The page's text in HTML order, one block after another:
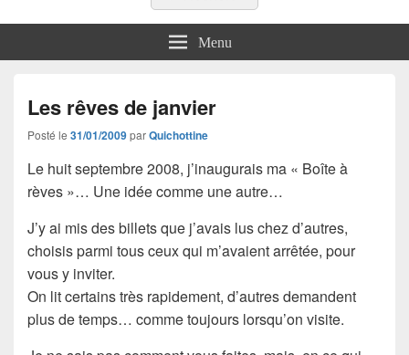
Menu
Les rêves de janvier
Posté le 31/01/2009parQuichottine
Le huit septembre 2008, j’inaugurais ma « Boîte à
rèves »… Une idée comme une autre…
J’y ai mis des billets que j’avais lus chez d’autres,
choisis parmi tous ceux qui m’avaient arrêtée, pour
vous y inviter.
On lit certains très rapidement, d’autres demandent
plus de temps… comme toujours lorsqu’on visite.